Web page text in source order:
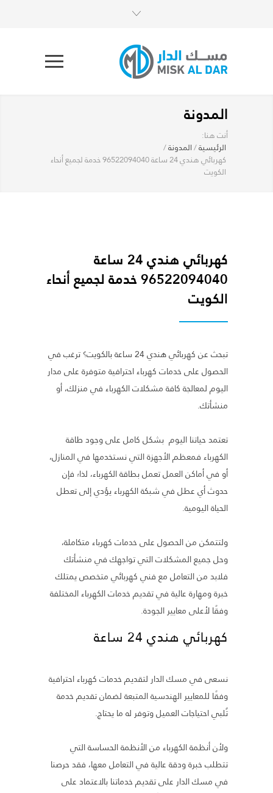
المدونة
أنت هنا:
الرئيسية/المدونة/
كهربائي هندي 24 ساعة 96522094040 خدمة لجميع أنحاء
الكويت
كهربائي هندي 24 ساعة
96522094040 خدمة لجميع أنحاء
الكويت
تبحث عن كهربائي هندي 24 ساعة بالكويت؟ ترغب في
الحصول على خدمات كهرباء احترافية متوفرة على مدار
اليوم لمعالجة كافة مشكلات الكهرباء في منزلك، أو
منشأتك.
تعتمد حياتنا اليوم بشكل كامل على وجود طاقة
الكهرباء فمعظم الأجهزة التي نستخدمها في المنازل،
أو في أماكن العمل تعمل بطاقة الكهرباء، لذا؛ فإن
حدوث أي عطل في شبكة الكهرباء يؤدي إلى تعطل
الحياة اليومية.
ولتتمكن من الحصول على خدمات كهرباء متكاملة،
وحل جميع المشكلات التي تواجهك في منشأتك
فلابد من التعامل مع فني كهربائي متخصص يمتلك
خبرة ومهارة عالية في تقديم خدمات الكهرباء المختلفة
وفقًا لأعلى معايير الجودة.
كهربائي هندي 24 ساعة
نسعى في مسك الدار لتقديم خدمات كهرباء احترافية
وفقًا للمعايير الهندسية المتبعة لضمان تقديم خدمة
تُلبي احتياجات العميل وتوفر له ما يحتاج.
ولأن أنظمة الكهرباء من الأنظمة الحساسة التي
تتطلب خبرة ودقة عالية في التعامل معها، فقد حرصنا
في مسك الدار على تقديم خدماتنا بالاعتماد على